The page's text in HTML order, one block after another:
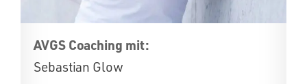
AVGS Coaching mit:
Sebastian Glow